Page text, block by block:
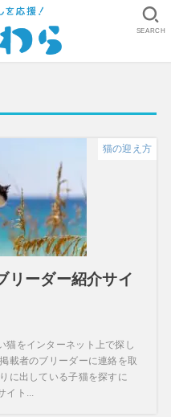
SEARCH
猫の迎え方
リーダー紹介サイ
猫をインターネット上で探し
載者のブリーダーに連絡を取
に出している子猫を探すに
イト...